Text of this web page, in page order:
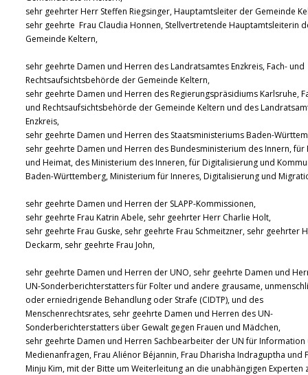
sehr geehrter Herr Steffen Riegsinger, Hauptamtsleiter der Gemeinde
sehr geehrte Frau Claudia Honnen, Stellvertretende Hauptamtsleiterin
Gemeinde Keltern,
sehr geehrte Damen und Herren des Landratsamtes Enzkreis, Fach- und
Rechtsaufsichtsbehörde der Gemeinde Keltern,
sehr geehrte Damen und Herren des Regierungspräsidiums Karlsruhe,
und Rechtsaufsichtsbehörde der Gemeinde Keltern und des
Enzkreis,
sehr geehrte Damen und Herren des Staatsministeriums Baden-
sehr geehrte Damen und Herren des Bundesministerium des Innern, für
und Heimat, des Ministerium des Inneren, für Digitalisierung und
Baden-Württemberg, Ministerium für Inneres, Digitalisierung und
sehr geehrte Damen und Herren der SLAPP-Kommissionen,
sehr geehrte Frau Katrin Abele, sehr geehrter Herr Charlie Holt,
sehr geehrte Frau Guske, sehr geehrte Frau Schmeitzner, sehr geehrter
Deckarm, sehr geehrte Frau John,
sehr geehrte Damen und Herren der UNO, sehr geehrte Damen und
UN-Sonderberichterstatters für Folter und andere grausame,
oder erniedrigende Behandlung oder Strafe (CIDTP), und des
Menschenrechtsrates, sehr geehrte Damen und Herren des UN-
Sonderberichterstatters über Gewalt gegen Frauen und Mädchen,
sehr geehrte Damen und Herren Sachbearbeiter der UN für Information
Medienanfragen, Frau Aliénor Béjannin, Frau Dharisha Indraguptha und
Minju Kim, mit der Bitte um Weiterleitung an die unabhängigen Experten